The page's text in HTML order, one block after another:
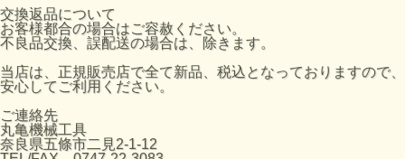
交換返品について
お客様都合の場合はご容赦ください。
不良品交換、誤配送の場合は、除きます。
当店は、正規販売店で全て新品、税込となっておりますので、
安心してご利用ください。
ご連絡先
丸亀機械工具
奈良県五條市二見2-1-12